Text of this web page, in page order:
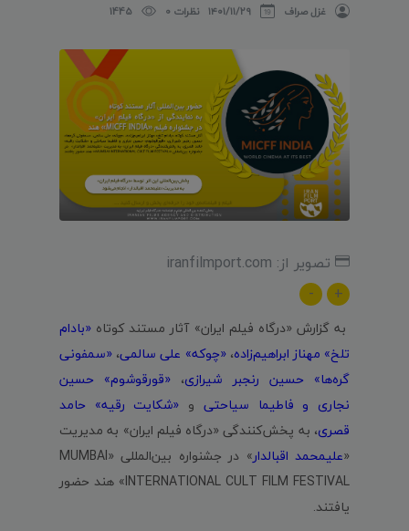
غزل صراف ۱۴۰۱/۱۱/۲۹ نظرات 0 1445
تصویر از: iranfilmport.com
+
-
به گزارش «درگاه فیلم ایران» آثار مستند کوتاه «بادام
تلخ» مهناز ابراهیم‌زاده،«چوکه» علی سالمی، «سمفونی
گره‌ها» حسین رنجبر شیرازی، «قورقوشوم» حسین
نجاری و فاطیما سیاحتی و «شکایت رقیه» حامد
قصری، به پخش‌کنندگی «درگاه فیلم ایران» به مدیریت
«علیمحمد اقبالدار
» در جشنواره بین‌المللی «MUMBAI
INTERNATIONAL CULT FILM FESTIVAL» هند حضور
یافتند.